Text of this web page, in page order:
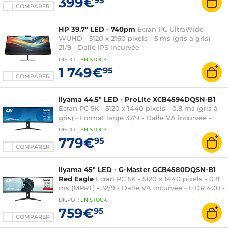
COMPARER
COMPARER
HP 39.7" LED - 740pm Ecran PC UltraWide
WUHD - 5120 x 2160 pixels - 5 ms (gris à gris) -
21/9 - Dalle IPS incurvée -
HDMI/DisplayPort/Thunderbolt - Webcam -
Ethernet - Réglage en hauteur - Argent
DISPO : EN STOCK
1 749€95
COMPARER
iiyama 44.5" LED - ProLite XCB4594DQSN-B1
Ecran PC 5K - 5120 x 1440 pixels - 0.8 ms (gris à
gris) - Format large 32/9 - Dalle VA incurvée -
HDR 400 - 165 Hz - FreeSync -
HDMI/DisplayPort/USB-C - Noir
DISPO : EN STOCK
779€95
COMPARER
iiyama 45" LED - G-Master GCB4580DQSN-B1
Red Eagle Ecran PC 5K - 5120 x 1440 pixels - 0.8
ms (MPRT) - 32/9 - Dalle VA incurvée - HDR 400 -
165 Hz - FreeSync - HDMI/DisplayPort - Hub USB
DISPO : EN STOCK
759€95